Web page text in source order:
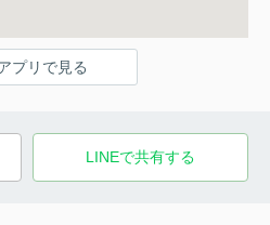
プリで見る
LINEで共有する